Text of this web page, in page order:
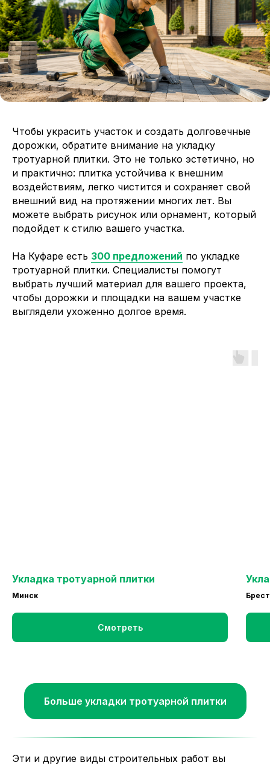
Чтобы украсить участок и создать долговечные
дорожки, обратите внимание на укладку
тротуарной плитки. Это не только эстетично, но
и практично: плитка устойчива к внешним
воздействиям, легко чистится и сохраняет свой
внешний вид на протяжении многих лет. Вы
можете выбрать рисунок или орнамент, который
подойдет к стилю вашего участка.
На Куфаре есть 300 предложений по укладке
тротуарной плитки. Специалисты помогут
выбрать лучший материал для вашего проекта,
чтобы дорожки и площадки на вашем участке
выглядели ухоженно долгое время.
Укладка тротуарной плитки
Минск
Смотреть
Брест
Больше укладки тротуарной плитки
Эти и другие виды строительных работ вы